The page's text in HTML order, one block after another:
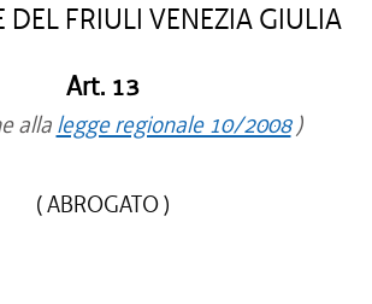
DEL FRIULI VENEZIA GIULIA
Art. 13
alla legge regionale 10/2008)
( ABROGATO )